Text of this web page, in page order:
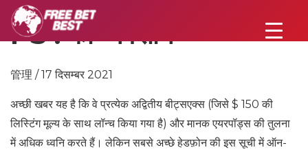
PS . का व्यवसाय
管理 / 17 दिसम्बर 2021
अच्छी खबर यह है कि वे प्रत्येक अद्वितीय बीट्सएक्स (जिसे $ 150 की
लिस्टिंग मूल्य के साथ लॉन्च किया गया है) और मानक एयरपॉड्स की तुलना
में अधिक ध्वनि करते हैं। लेकिन सबसे अच्छे हेडफ़ोन की इस सूची में ऑन-